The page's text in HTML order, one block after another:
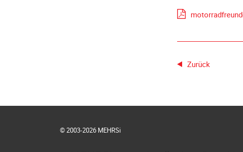
Zurück
© 2003-2026 MEHRSi